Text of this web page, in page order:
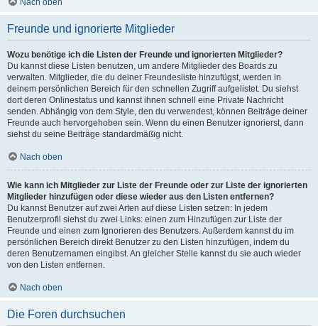
Nach oben
Freunde und ignorierte Mitglieder
Wozu benötige ich die Listen der Freunde und ignorierten Mitglieder?
Du kannst diese Listen benutzen, um andere Mitglieder des Boards zu
verwalten. Mitglieder, die du deiner Freundesliste hinzufügst, werden in
deinem persönlichen Bereich für den schnellen Zugriff aufgelistet. Du siehst
dort deren Onlinestatus und kannst ihnen schnell eine Private Nachricht
senden. Abhängig von dem Style, den du verwendest, können Beiträge deiner
Freunde auch hervorgehoben sein. Wenn du einen Benutzer ignorierst, dann
siehst du seine Beiträge standardmäßig nicht.
Nach oben
Wie kann ich Mitglieder zur Liste der Freunde oder zur Liste der ignorierten
Mitglieder hinzufügen oder diese wieder aus den Listen entfernen?
Du kannst Benutzer auf zwei Arten auf diese Listen setzen: In jedem
Benutzerprofil siehst du zwei Links: einen zum Hinzufügen zur Liste der
Freunde und einen zum Ignorieren des Benutzers. Außerdem kannst du im
persönlichen Bereich direkt Benutzer zu den Listen hinzufügen, indem du
deren Benutzernamen eingibst. An gleicher Stelle kannst du sie auch wieder
von den Listen entfernen.
Nach oben
Die Foren durchsuchen